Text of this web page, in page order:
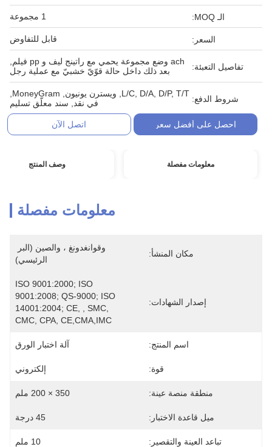
الـ MOQ: 1 مجموعة
السعر: قابل للتفاوض
تفاصيل التعبئة:
ach وضع مجموعة يحمي مع راتينج ليف و pp فيلم,
بعد ذلك داخل حالة قوّيّ خشبيّ مع عملية رجل
شروط الدفع:
في نقد, سند معلّق تسليم
احصل على أفضل سعر اتصل الآن
معلومات مفصلة وصف المنتج
معلومات مفصلة
مكان المنشأ:
الرئيسي)
إصدار الشهادات:
ISO 9001:2000; ISO
9001:2008; QS-9000; ISO
14001:2004; CE, , SMC,
CMC, CPA, CE,CMA,IMC
اسم المنتج: آلة اختبار الورق
قوة: إلكتروني
منطقة منصة عينة: 350 × 200 ملم
ميل قاعدة الاختبار: 45 درجة
تباعد العينة والتقصير: 10 ملم